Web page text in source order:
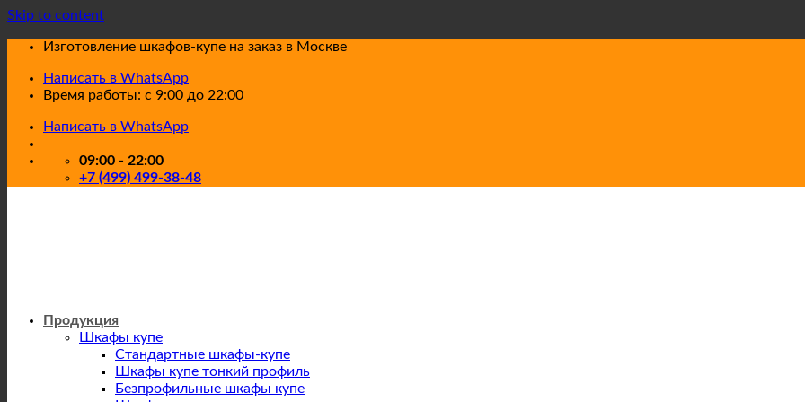
Skip to content
Изготовление шкафов-купе на заказ в Москве
Написать в WhatsApp
Время работы: с 9:00 до 22:00
Написать в WhatsApp
09:00 - 22:00
+7 (499) 499-38-48
Продукция
Шкафы купе
Стандартные шкафы-купе
Шкафы купе тонкий профиль
Безпрофильные шкафы купе